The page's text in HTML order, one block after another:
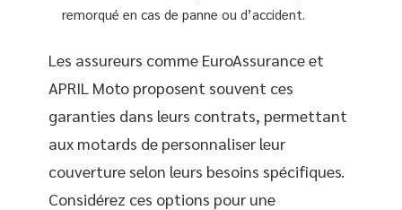
remorqué en cas de panne ou d’accident.
Les assureurs comme EuroAssurance et
APRIL Moto proposent souvent ces
garanties dans leurs contrats, permettant
aux motards de personnaliser leur
couverture selon leurs besoins spécifiques.
Considérez ces options pour une